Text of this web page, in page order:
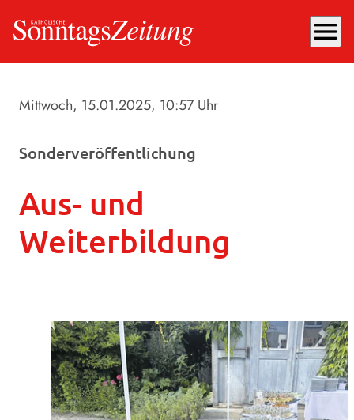
menu
Mittwoch, 15.01.2025, 10:57 Uhr
Sonderveröffentlichung
Aus- und
Weiterbildung